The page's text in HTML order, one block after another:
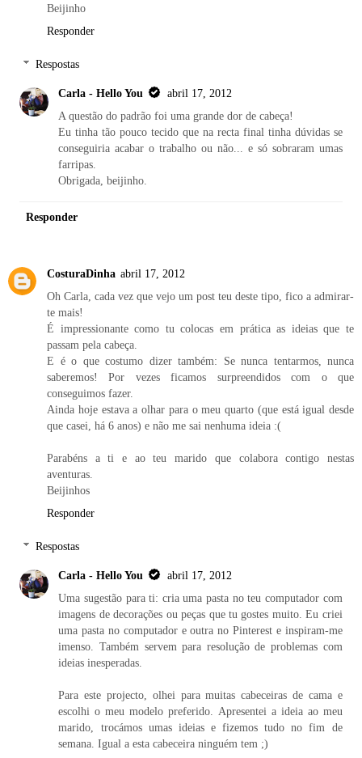
Beijinho
Responder
Respostas
Carla - Hello You
abril 17, 2012
A questão do padrão foi uma grande dor de cabeça!
Eu tinha tão pouco tecido que na recta final tinha dúvidas se
conseguiria acabar o trabalho ou não... e só sobraram umas
farripas.
Obrigada, beijinho.
Responder
CosturaDinha abril 17, 2012
Oh Carla, cada vez que vejo um post teu deste tipo, fico a admirar-
te mais!
É impressionante como tu colocas em prática as ideias que te
passam pela cabeça.
E é o que costumo dizer também: Se nunca tentarmos, nunca
saberemos! Por vezes ficamos surpreendidos com o que
conseguimos fazer.
Ainda hoje estava a olhar para o meu quarto (que está igual desde
que casei, há 6 anos) e não me sai nenhuma ideia :(
Parabéns a ti e ao teu marido que colabora contigo nestas
aventuras.
Beijinhos
Responder
Respostas
Carla - Hello You
abril 17, 2012
Uma sugestão para ti: cria uma pasta no teu computador com
imagens de decorações ou peças que tu gostes muito. Eu criei
uma pasta no computador e outra no Pinterest e inspiram-me
imenso. Também servem para resolução de problemas com
ideias inesperadas.
Para este projecto, olhei para muitas cabeceiras de cama e
escolhi o meu modelo preferido. Apresentei a ideia ao meu
marido, trocámos umas ideias e fizemos tudo no fim de
semana. Igual a esta cabeceira ninguém tem ;)